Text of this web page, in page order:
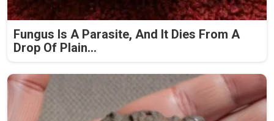
Fungus Is A Parasite, And It Dies From A
Drop Of Plain...